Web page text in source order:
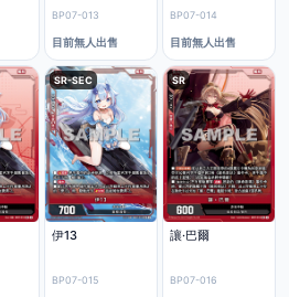
BP07-013
目前無人出售
BP07-014
目前無人出售
SR-SEC
伊13
BP07-015
SR
讓·巴爾
BP07-016